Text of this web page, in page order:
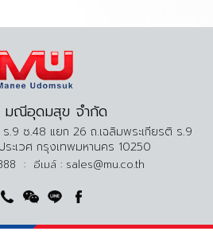
ณีอุดมสุข จำกัด
.9 ซ.48 แยก 26 ถ.เฉลิมพระเกียรติ ร.9
ระเวศ กรุงเทพมหานคร 10250
: อีเมล์ : sales@mu.co.th